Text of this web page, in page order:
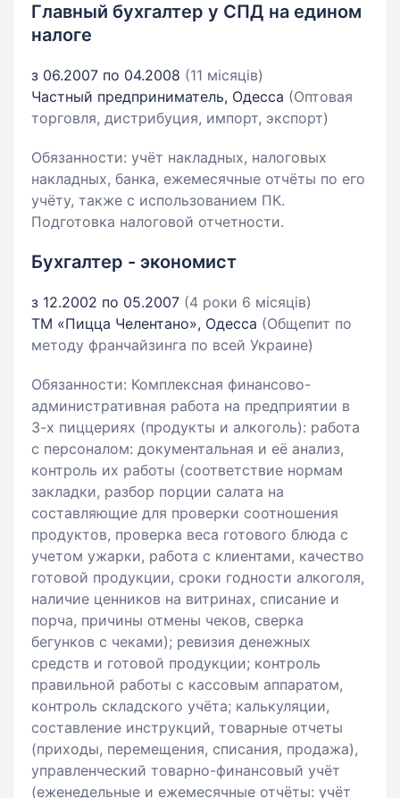
Главный бухгалтер у СПД на едином
налоге
з 06.2007 по 04.2008 (11 місяців)
Частный предприниматель, Одесса (Оптовая
торговля, дистрибуция, импорт, экспорт)
Обязанности: учёт накладных, налоговых
накладных, банка, ежемесячные отчёты по его
учёту, также с использованием ПК.
Подготовка налоговой отчетности.
Бухгалтер - экономист
з 12.2002 по 05.2007 (4 роки 6 місяців)
TM «Пицца Челентано», Одесса (Общепит по
методу франчайзинга по всей Украине)
Обязанности: Комплексная финансово-
административная работа на предприятии в
3-х пиццериях (продукты и алкоголь): работа
с персоналом: документальная и её анализ,
контроль их работы (соответствие нормам
закладки, разбор порции салата на
составляющие для проверки соотношения
продуктов, проверка веса готового блюда с
учетом ужарки, работа с клиентами, качество
готовой продукции, сроки годности алкоголя,
наличие ценников на витринах, списание и
порча, причины отмены чеков, сверка
бегунков с чеками); ревизия денежных
средств и готовой продукции; контроль
правильной работы с кассовым аппаратом,
контроль складского учёта; калькуляции,
составление инструкций, товарные отчеты
(приходы, перемещения, списания, продажа),
управленческий товарно-финансовый учёт
(еженедельные и ежемесячные отчёты: учёт